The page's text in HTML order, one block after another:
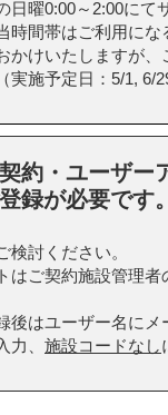
日曜0:00～2:00にて
時間帯はご利用に
かけいたしますが
施予定日：5/1, 6/29
約・ユーザー
録が必要です。
検討ください。
はご契約施設管理
後はユーザー名に
、 施設コードなし